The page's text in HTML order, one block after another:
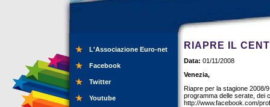
L'Associazione Euro-net
Facebook
Twitter
Youtube
RIAPRE IL
Data: 01/11/2008
Venezia,
Riapre per la stagione 2008/
programma delle serate, dei
http://www.facebook.com/